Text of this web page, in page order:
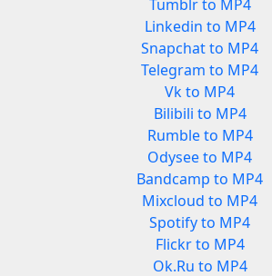
Tumblr to MP4
Linkedin to MP4
Snapchat to MP4
Telegram to MP4
Vk to MP4
Bilibili to MP4
Rumble to MP4
Odysee to MP4
Bandcamp to MP4
Mixcloud to MP4
Spotify to MP4
Flickr to MP4
Ok.Ru to MP4